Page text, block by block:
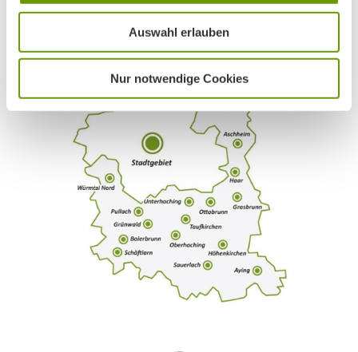
Auswahl erlauben
Nur notwendige Cookies
AKTIV IN STADT UND LANDKREIS MÜNCHEN: